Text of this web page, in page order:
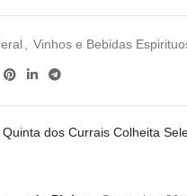
Vinhos e Bebidas
Quinta dos Currais Colheita